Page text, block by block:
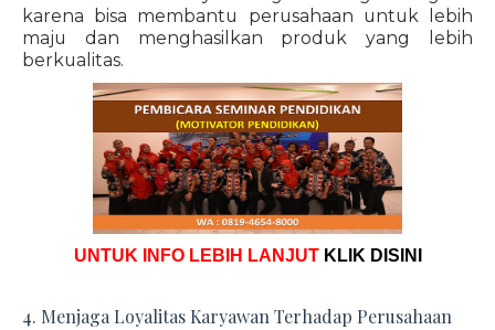
karena bisa membantu perusahaan untuk lebih
maju dan menghasilkan produk yang lebih
berkualitas.
UNTUK INFO LEBIH LANJUT KLIK DISINI
4. Menjaga Loyalitas Karyawan Terhadap Perusahaan